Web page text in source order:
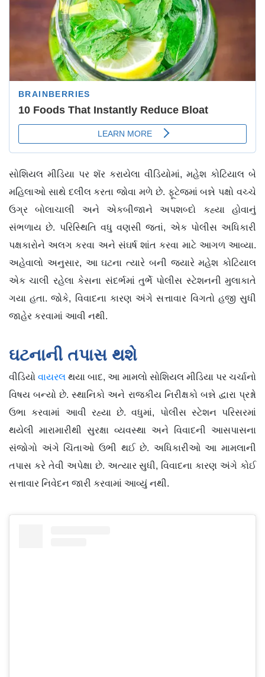
સોશિયલ મીડિયા પર શૅર કરાયેલા વીડિયોમાં, મહેશ કોટિયાલ બે
મહિલાઓ સાથે દલીલ કરતા જોવા મળે છે. ફૂટેજમાં બન્ને પક્ષો વચ્ચે
ઉગ્ર બોલાચાલી અને એકબીજાને અપશબ્દો કહ્યા હોવાનું
સંભળાય છે. પરિસ્થિતિ વધુ વણસી જતાં, એક પોલીસ અધિકારી
પક્ષકારોને અલગ કરવા અને સંઘર્ષ શાંત કરવા માટે આગળ આવ્યા.
અહેવાલો અનુસાર, આ ઘટના ત્યારે બની જ્યારે મહેશ કોટિયાલ
એક ચાલી રહેલા કેસના સંદર્ભમાં તુર્ભે પોલીસ સ્ટેશનની મુલાકાતે
ગયા હતા. જોકે, વિવાદના કારણ અંગે સત્તાવાર વિગતો હજી સુધી
જાહેર કરવામાં આવી નથી.
ઘટનાની તપાસ થશે
વીડિયોવાયરલથયા બાદ, આ મામલો સોશિયલ મીડિયા પર ચર્ચાનો
વિષય બન્યો છે. સ્થાનિકો અને રાજકીય નિરીક્ષકો બન્ને દ્વારા પ્રશ્નો
ઉભા કરવામાં આવી રહ્યા છે. વધુમાં, પોલીસ સ્ટેશન પરિસરમાં
થયેલી મારામારીથી સુરક્ષા વ્યવસ્થા અને વિવાદની આસપાસના
સંજોગો અંગે ચિંતાઓ ઉભી થઈ છે. અધિકારીઓ આ મામલાની
તપાસ કરે તેવી અપેક્ષા છે. અત્યાર સુધી, વિવાદના કારણ અંગે કોઈ
સત્તાવાર નિવેદન જારી કરવામાં આવ્યું નથી.